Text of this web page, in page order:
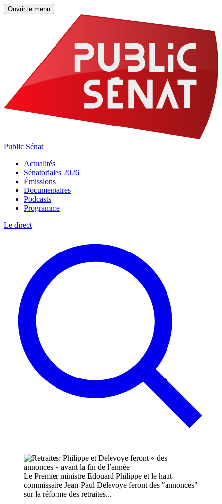
Ouvrir le menu
Public Sénat
Actualités
Sénatoriales 2026
Émissions
Documentaires
Podcasts
Programme
Le direct
Le Premier ministre Edouard Philippe et le haut-
commissaire Jean-Paul Delevoye feront des "annonces"
sur la réforme des retraites...